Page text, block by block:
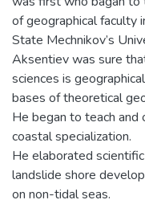
of geographical faculty
State Mechnikov’s
Aksentiev was sure
sciences is
bases of theoretical
He began to teach
coastal specialization.
He elaborated
landslide shore
on non-tidal seas.